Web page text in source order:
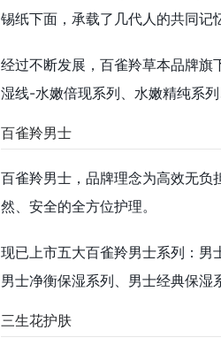
锡纸下面，承载了几代人的共同记
经过不断发展，百雀羚草本品牌
湿线-水嫩倍现系列、水嫩精纯系
百雀羚男士
百雀羚男士，品牌理念为高效无负
然、安全的全方位护理。
现已上市五大百雀羚男士系列：男
男士净衡保湿系列、男士经典保湿
三生花护肤